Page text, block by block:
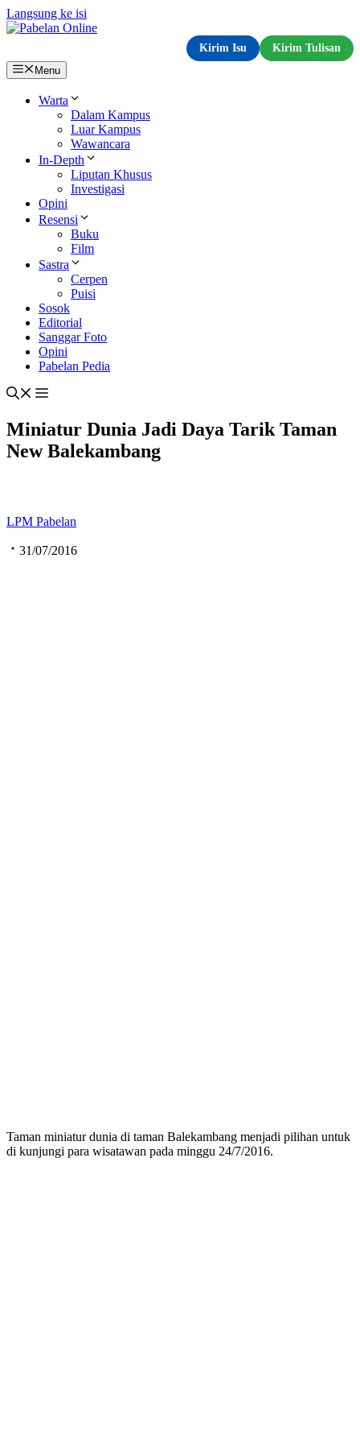
Langsung ke isi
Kirim Isu
Kirim Tulisan
Menu
Warta
Dalam Kampus
Luar Kampus
Wawancara
In-Depth
Liputan Khusus
Investigasi
Opini
Resensi
Buku
Film
Sastra
Cerpen
Puisi
Sosok
Editorial
Sanggar Foto
Opini
Pabelan Pedia
Miniatur Dunia Jadi Daya Tarik Taman
New Balekambang
LPM Pabelan
31/07/2016
Taman miniatur dunia di taman Balekambang menjadi pilihan untuk
di kunjungi para wisatawan pada minggu 24/7/2016.